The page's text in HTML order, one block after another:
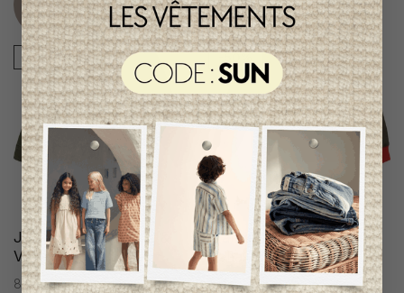
Item
unique
-50%
Jacket Garçon Zadig &
Voltaire
8 ans
Item
unique
-50%
Manteau Fille Zadig &
Voltaire
8 ans